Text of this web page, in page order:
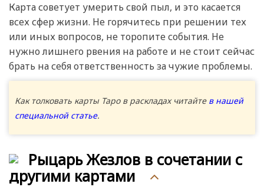
Карта советует умерить свой пыл, и это касается
всех сфер жизни. Не горячитесь при решении тех
или иных вопросов, не торопите события. Не
нужно лишнего рвения на работе и не стоит сейчас
брать на себя ответственность за чужие проблемы.
Как толковать карты Таро в раскладах читайте в нашей
специальной статье.
Рыцарь Жезлов в сочетании с
другими картами